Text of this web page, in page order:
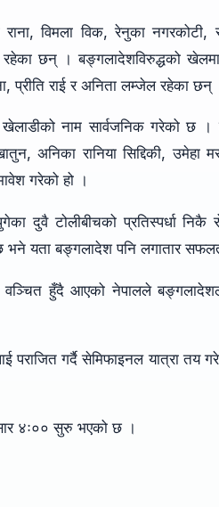
विमला विक, रेनुका नगरकोटी,
रहेका छन् । बङ्गलादेशविरुद्धको
प्रीति राई र अनिता लम्जेल
नाम सार्वजनिक गरेको छ ।
अनिका रानिया सिद्दिकी, उमेहा
गरेको हो ।
दुवै टोलीबीचको प्रतिस्पर्धा
भने यता बङ्गलादेश पनि लगातार
हुँदै आएको नेपालले
गर्दै सेमिफाइनल यात्रा तय
४ः०० सुरु भएको छ ।